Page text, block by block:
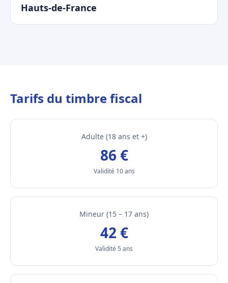
Hauts-de-France
Tarifs du timbre fiscal
Adulte (18 ans et +)
86 €
Validité 10 ans
Mineur (15 – 17 ans)
42 €
Validité 5 ans